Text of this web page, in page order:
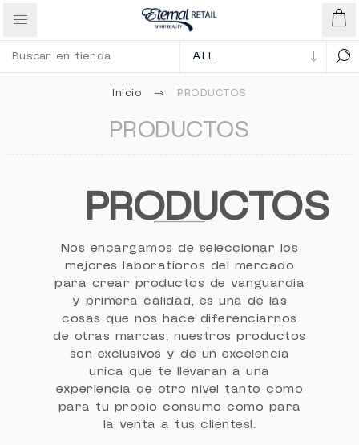
Inicio PRODUCTOS
PRODUCTOS
PRODUCTOS
Nos encargamos de seleccionar los
mejores laboratioros del mercado
para crear productos de vanguardia
y primera calidad, es una de las
cosas que nos hace diferenciarnos
de otras marcas, nuestros productos
son exclusivos y de un excelencia
unica que te llevaran a una
experiencia de otro nivel tanto como
para tu propio consumo como para
la venta a tus clientes!.